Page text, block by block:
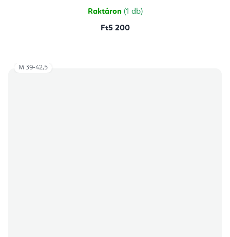
csillag.
Raktáron (1 db)
Ft5 200
M 39-42,5